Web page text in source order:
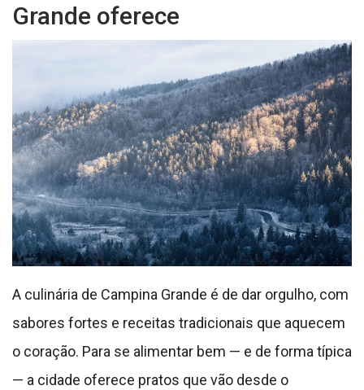
Grande oferece
A culinária de Campina Grande é de dar orgulho, com
sabores fortes e receitas tradicionais que aquecem
o coração. Para se alimentar bem — e de forma típica
— a cidade oferece pratos que vão desde o